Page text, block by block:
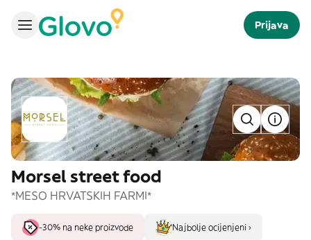
Prijava
Morsel street food
*MESO HRVATSKIH FARMI*
-30% na neke proizvode Najbolje ocijenjeni ›